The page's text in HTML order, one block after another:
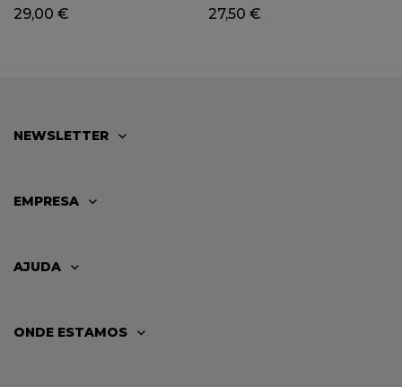
29,00 €
BOBINES C/ PICK-UP
27,50 €
NEWSLETTER
EMPRESA
AJUDA
ONDE ESTAMOS